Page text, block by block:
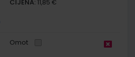
CIJENA: 11,85 €
Omot